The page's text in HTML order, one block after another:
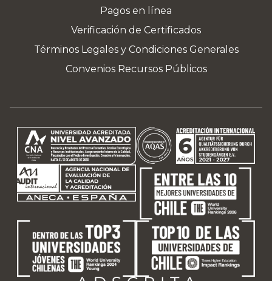
Pagos en línea
Verificación de Certificados
Términos Legales y Condiciones Generales
Convenios Recursos Públicos